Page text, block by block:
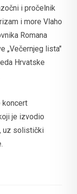
i pročelnik
i more Vlaho
Romana
„Večernjeg lista"
Hrvatske
koncert
je izvodio
uz solistički